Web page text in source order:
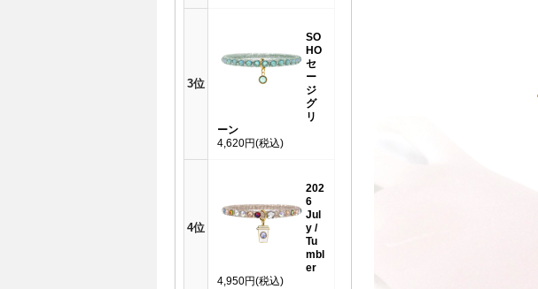
3位
SO
HO
セ
ー
ジ
グ
リ
ーン
4,620円(税込)
4位
202
6
Jul
y /
Tu
mbl
er
4,950円(税込)